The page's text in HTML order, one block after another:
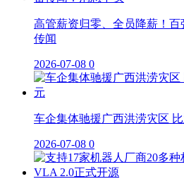
高管薪资归零、全员降薪！
传闻
2026-07-08 0
车企集体驰援广西洪涝灾区
2026-07-08 0